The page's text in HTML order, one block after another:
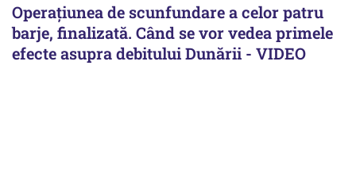
Operațiunea de scunfundare a celor patru
barje, finalizată. Când se vor vedea primele
efecte asupra debitului Dunării - VIDEO